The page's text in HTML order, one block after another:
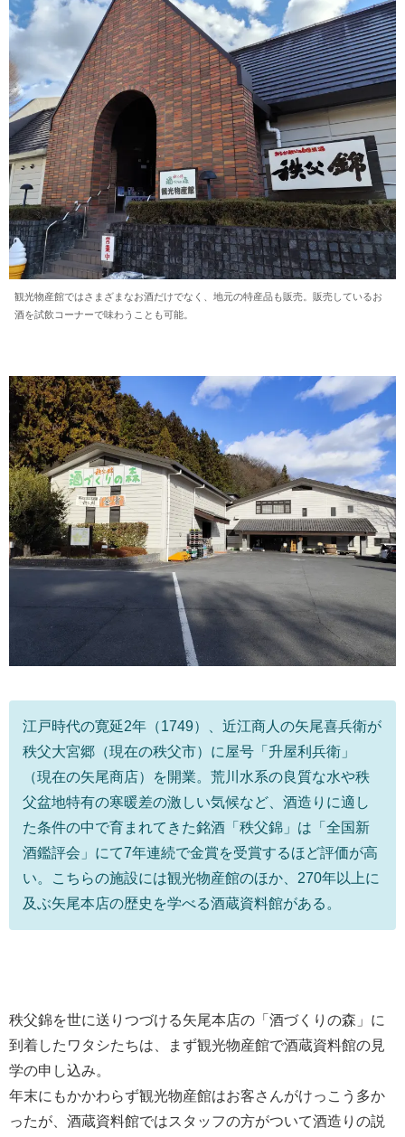
観光物産館ではさまざまなお酒だけでなく、地元の特産品も販売。販売しているお
酒を試飲コーナーで味わうことも可能。
江戸時代の寛延2年（1749）、近江商人の矢尾喜兵衛が
秩父大宮郷（現在の秩父市）に屋号「升屋利兵衛」
（現在の矢尾商店）を開業。荒川水系の良質な水や秩
父盆地特有の寒暖差の激しい気候など、酒造りに適し
た条件の中で育まれてきた銘酒「秩父錦」は「全国新
酒鑑評会」にて7年連続で金賞を受賞するほど評価が高
い。こちらの施設には観光物産館のほか、270年以上に
及ぶ矢尾本店の歴史を学べる酒蔵資料館がある。
秩父錦を世に送りつづける矢尾本店の「酒づくりの森」に
到着したワタシたちは、まず観光物産館で酒蔵資料館の見
学の申し込み。
年末にもかかわらず観光物産館はお客さんがけっこう多か
ったが、酒蔵資料館ではスタッフの方がついて酒造りの説